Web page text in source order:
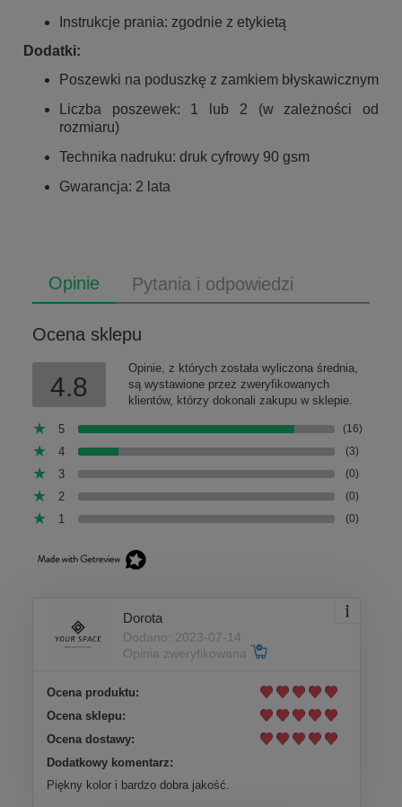
Instrukcje prania: zgodnie z etykietą
Dodatki:
Poszewki na poduszkę z zamkiem błyskawicznym
Liczba poszewek: 1 lub 2 (w zależności od
rozmiaru)
Technika nadruku: druk cyfrowy 90 gsm
Gwarancja: 2 lata
Opinie Pytania i odpowiedzi
Ocena sklepu
4.8
Opinie, z których została wyliczona średnia,
są wystawione przez zweryfikowanych
klientów, którzy dokonali zakupu w sklepie.
5 (16)
4 (3)
3 (0)
2 (0)
1 (0)
Dorota
Dodano: 2023-07-14
Opinia zweryfikowana
Ocena produktu:
Ocena sklepu:
Ocena dostawy:
Dodatkowy komentarz:
Piękny kolor i bardzo dobra jakość.